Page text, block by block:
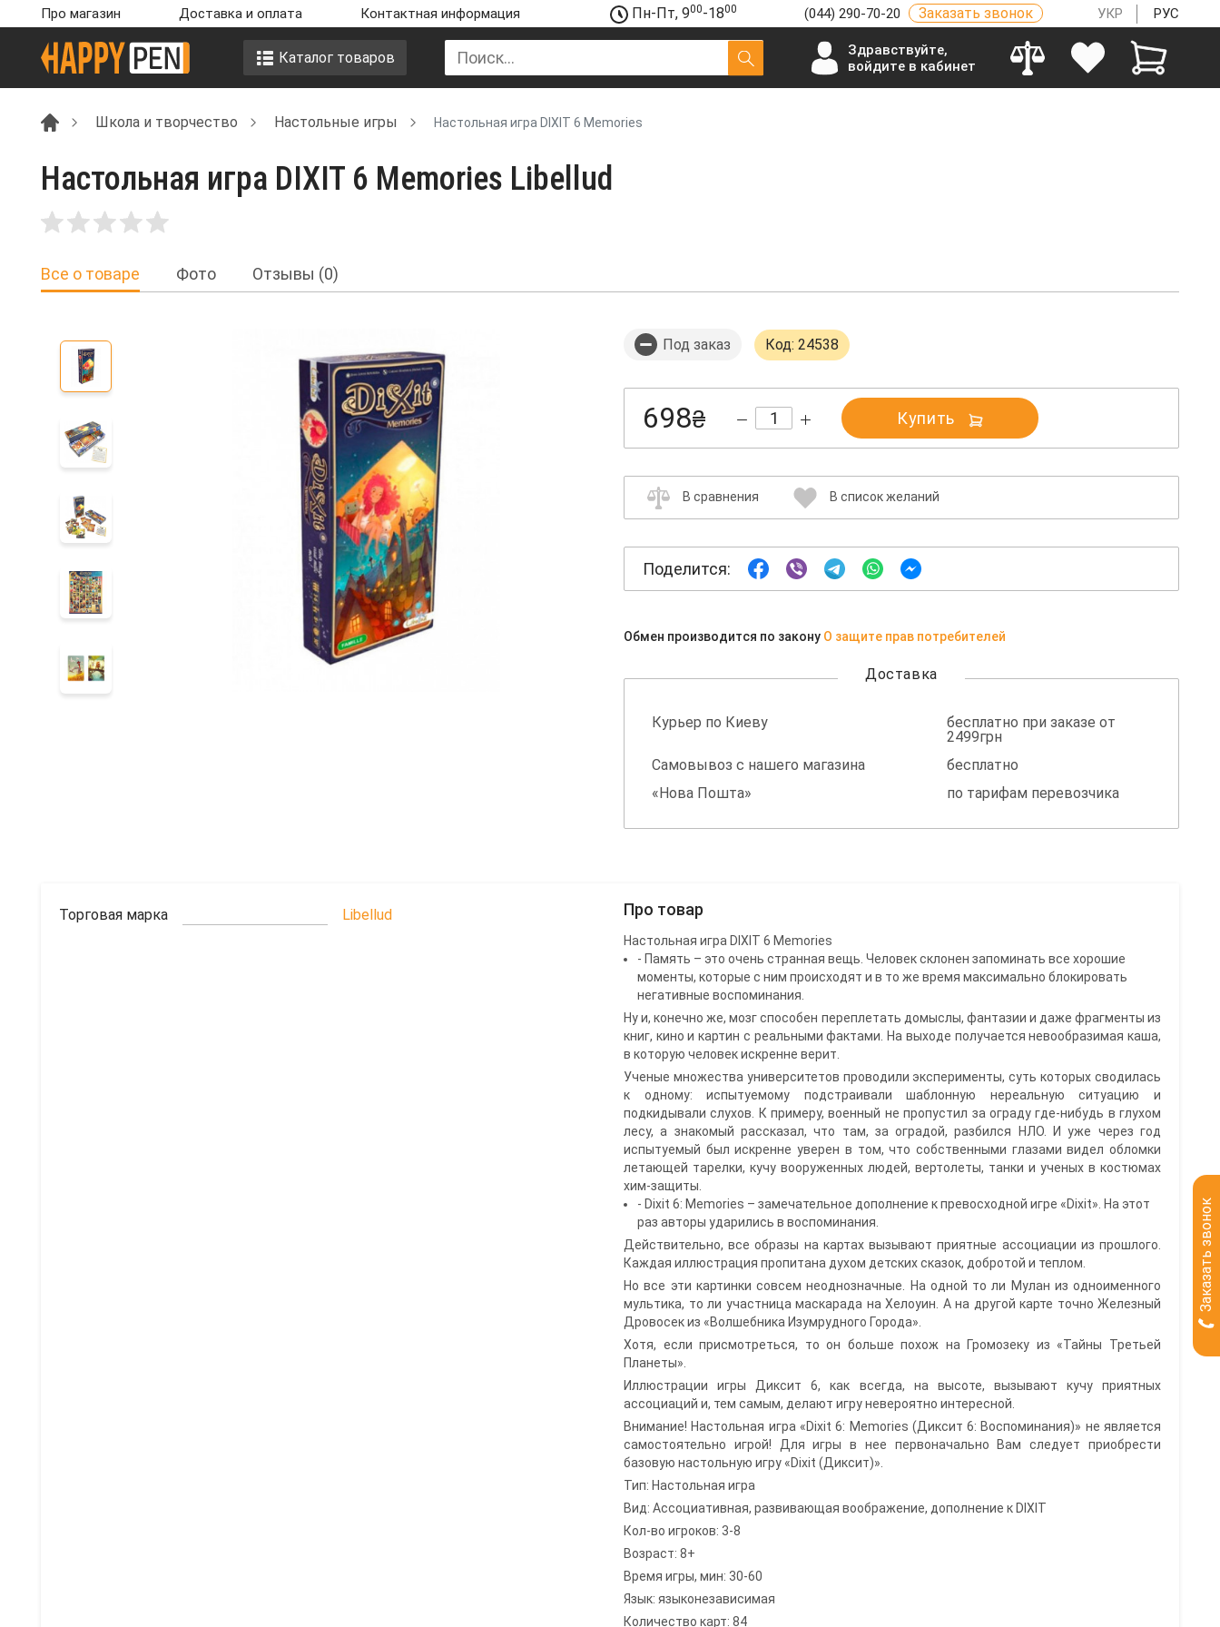
Про магазин Доставка и оплата Контактная информация Пн-Пт, 900-1800 (044) 290-70-20 Заказать звонок УКР РУС
Каталог товаров
Здравствуйте,
войдите в кабинет
Школа и творчество Настольные игры Настольная игра DIXIT 6 Memories
Настольная игра DIXIT 6 Memories Libellud
Все о товаре Фото Отзывы (0)
Под заказ Код: 24538
698₴ Купить
В сравнения В список желаний
Поделится:
Обмен производится по закону О защите прав потребителей
Доставка
Курьер по Киеву
бесплатно при заказе от
2499грн
Самовывоз с нашего магазина
бесплатно
«Нова Пошта»
по тарифам перевозчика
Торговая марка Libellud Про товар
Настольная игра DIXIT 6 Memories
- Память – это очень странная вещь. Человек склонен запоминать все хорошие
моменты, которые с ним происходят и в то же время максимально блокировать
негативные воспоминания.
Ну и, конечно же, мозг способен переплетать домыслы, фантазии и даже фрагменты из
книг, кино и картин с реальными фактами. На выходе получается невообразимая каша,
в которую человек искренне верит.
Ученые множества университетов проводили эксперименты, суть которых сводилась
к одному: испытуемому подстраивали шаблонную нереальную ситуацию и
подкидывали слухов. К примеру, военный не пропустил за ограду где-нибудь в глухом
лесу, а знакомый рассказал, что там, за оградой, разбился НЛО. И уже через год
испытуемый был искренне уверен в том, что собственными глазами видел обломки
летающей тарелки, кучу вооруженных людей, вертолеты, танки и ученых в костюмах
хим-защиты.
- Dixit 6: Memories – замечательное дополнение к превосходной игре «Dixit». На этот
раз авторы ударились в воспоминания.
Действительно, все образы на картах вызывают приятные ассоциации из прошлого.
Каждая иллюстрация пропитана духом детских сказок, добротой и теплом.
Но все эти картинки совсем неоднозначные. На одной то ли Мулан из одноименного
мультика, то ли участница маскарада на Хелоуин. А на другой карте точно Железный
Дровосек из «Волшебника Изумрудного Города».
Хотя, если присмотреться, то он больше похож на Громозеку из «Тайны Третьей
Планеты».
Иллюстрации игры Диксит 6, как всегда, на высоте, вызывают кучу приятных
ассоциаций и, тем самым, делают игру невероятно интересной.
Внимание! Настольная игра «Dixit 6: Memories (Диксит 6: Воспоминания)» не является
самостоятельно игрой! Для игры в нее первоначально Вам следует приобрести
базовую настольную игру «Dixit (Диксит)».
Тип: Настольная игра
Вид: Ассоциативная, развивающая воображение, дополнение к DIXIT
Кол-во игроков: 3-8
Возраст: 8+
Время игры, мин: 30-60
Язык: языконезависимая
Количество карт: 84
Заказать звонок